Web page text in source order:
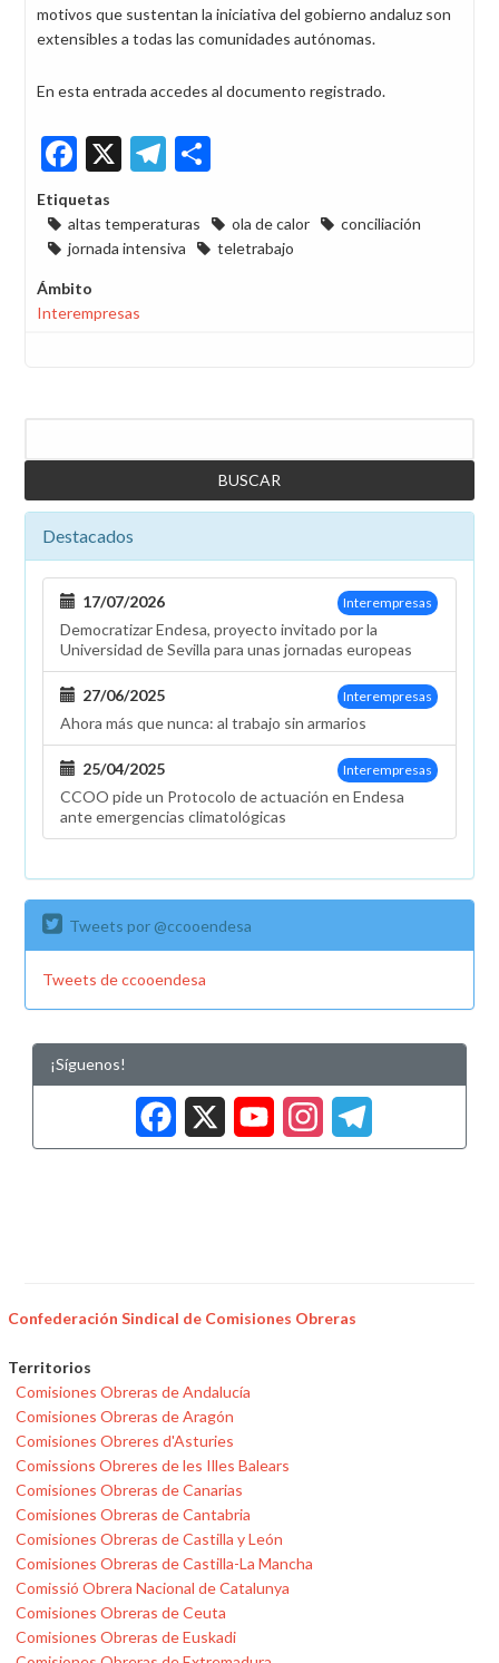
motivos que sustentan la iniciativa del gobierno andaluz son
extensibles a todas las comunidades autónomas.
En esta entrada accedes al documento registrado.
Facebook
X Telegram
Etiquetas
altas temperaturas
ola de calor
conciliación
jornada intensiva
teletrabajo
Ámbito
Interempresas
Destacados
Interempresas
17/07/2026
Democratizar Endesa, proyecto invitado por la
Universidad de Sevilla para unas jornadas europeas
Interempresas
27/06/2025
Ahora más que nunca: al trabajo sin armarios
Interempresas
25/04/2025
CCOO pide un Protocolo de actuación en Endesa
ante emergencias climatológicas
Tweets por @ccooendesa
Tweets de ccooendesa
¡Síguenos!
Facebook
X
Confederación Sindical de Comisiones Obreras
Territorios
Comisiones Obreras de Andalucía
Comisiones Obreras de Aragón
Comisiones Obreres d'Asturies
Comissions Obreres de les Illes Balears
Comisiones Obreras de Canarias
Comisiones Obreras de Cantabria
Comisiones Obreras de Castilla y León
Comisiones Obreras de Castilla-La Mancha
Comissió Obrera Nacional de Catalunya
Comisiones Obreras de Ceuta
Comisiones Obreras de Euskadi